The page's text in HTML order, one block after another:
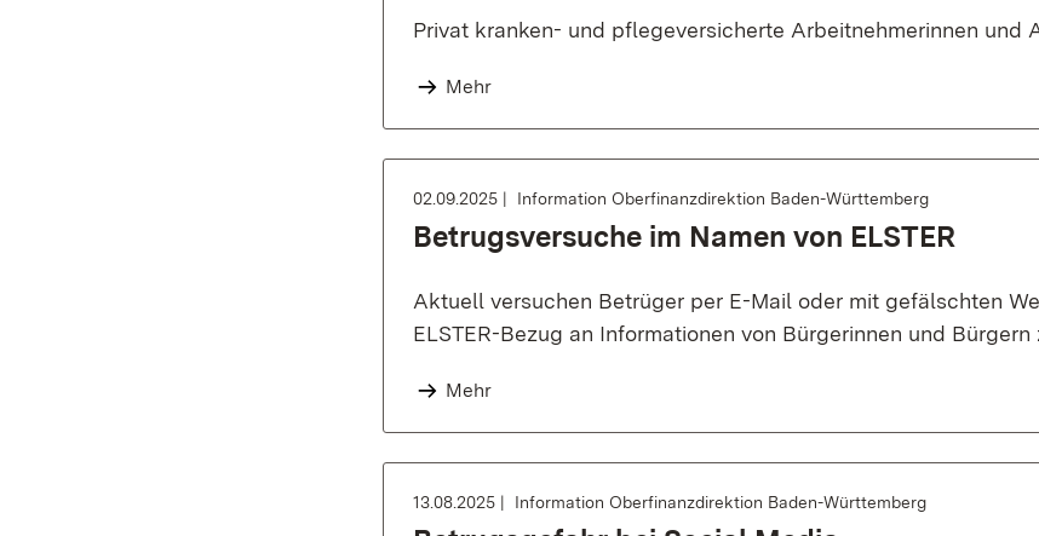
Privat kranken- und pflegeversicherte Arbeitnehmerinnen und
Mehr
02.09.2025 Information Oberfinanzdirektion Baden-Württemberg
Betrugsversuche im Namen von ELSTER
Aktuell versuchen Betrüger per E-Mail oder mit gefälschten
ELSTER-Bezug an Informationen von Bürgerinnen und Bürgern
Mehr
13.08.2025 Information Oberfinanzdirektion Baden-Württemberg